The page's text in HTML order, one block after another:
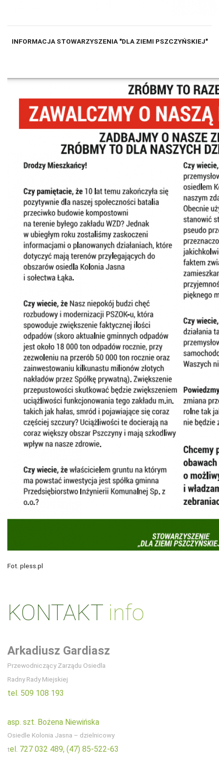
INFORMACJA STOWARZYSZENIA "DLA ZIEMI PSZCZYŃSKIEJ"
Fot. pless.pl
KONTAKT info
Arkadiusz Gardiasz
Przewodniczący Zarządu Osiedla
Radny Rady Miejskiej
tel. 509 108 193
asp. szt. Bożena Niewińska
Osiedle Kolonia Jasna – dzielnicowy
tel. 727 032 489, (47) 85-522-63